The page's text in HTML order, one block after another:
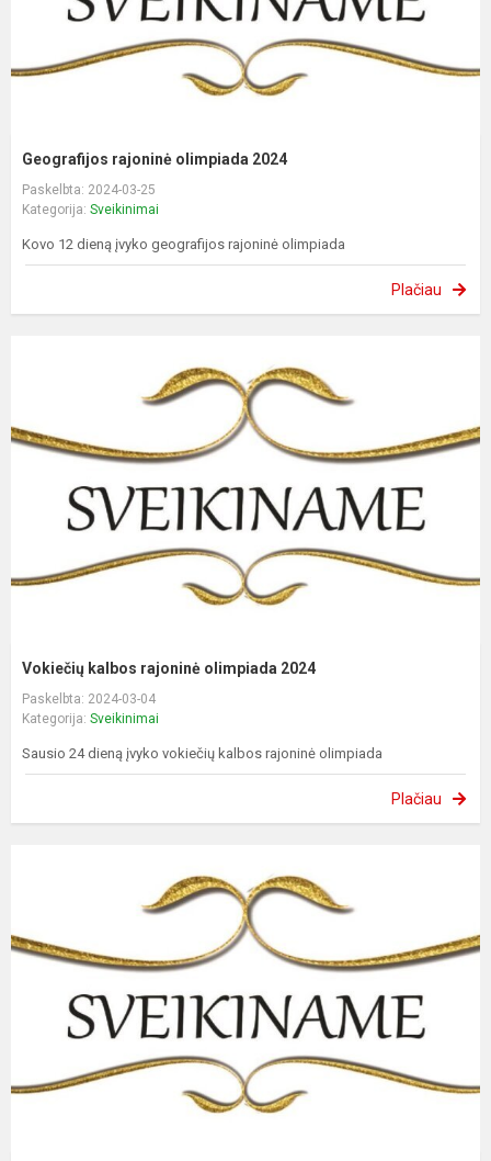
Geografijos rajoninė olimpiada 2024
Paskelbta: 2024-03-25
Kategorija: Sveikinimai
Kovo 12 dieną įvyko geografijos rajoninė olimpiada
Plačiau
Vokiečių kalbos rajoninė olimpiada 2024
Paskelbta: 2024-03-04
Kategorija: Sveikinimai
Sausio 24 dieną įvyko vokiečių kalbos rajoninė olimpiada
Plačiau